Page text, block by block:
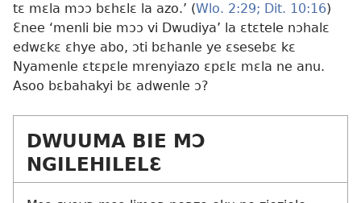
tɛ mɛla mɔɔ bɛhɛlɛ la azo.’ (Wlo. 2:29; Dit. 10:16)
Ɛnee ‘menli bie mɔɔ vi Dwudiya’ la ɛtɛtele nɔhalɛ
edwɛkɛ ɛhye abo, ɔti bɛhanle ye ɛsesebɛ kɛ
Nyamenle ɛtɛpɛle mrenyiazo ɛpɛlɛ mɛla ne anu.
Asoo bɛbahakyi bɛ adwenle ɔ?
DWUUMA BIE MƆ
NGILEHILELƐ